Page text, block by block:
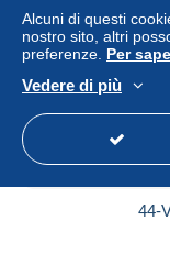
44-
Alcuni di questi
nostro sito, altri
preferenze. Per
Vedere di più